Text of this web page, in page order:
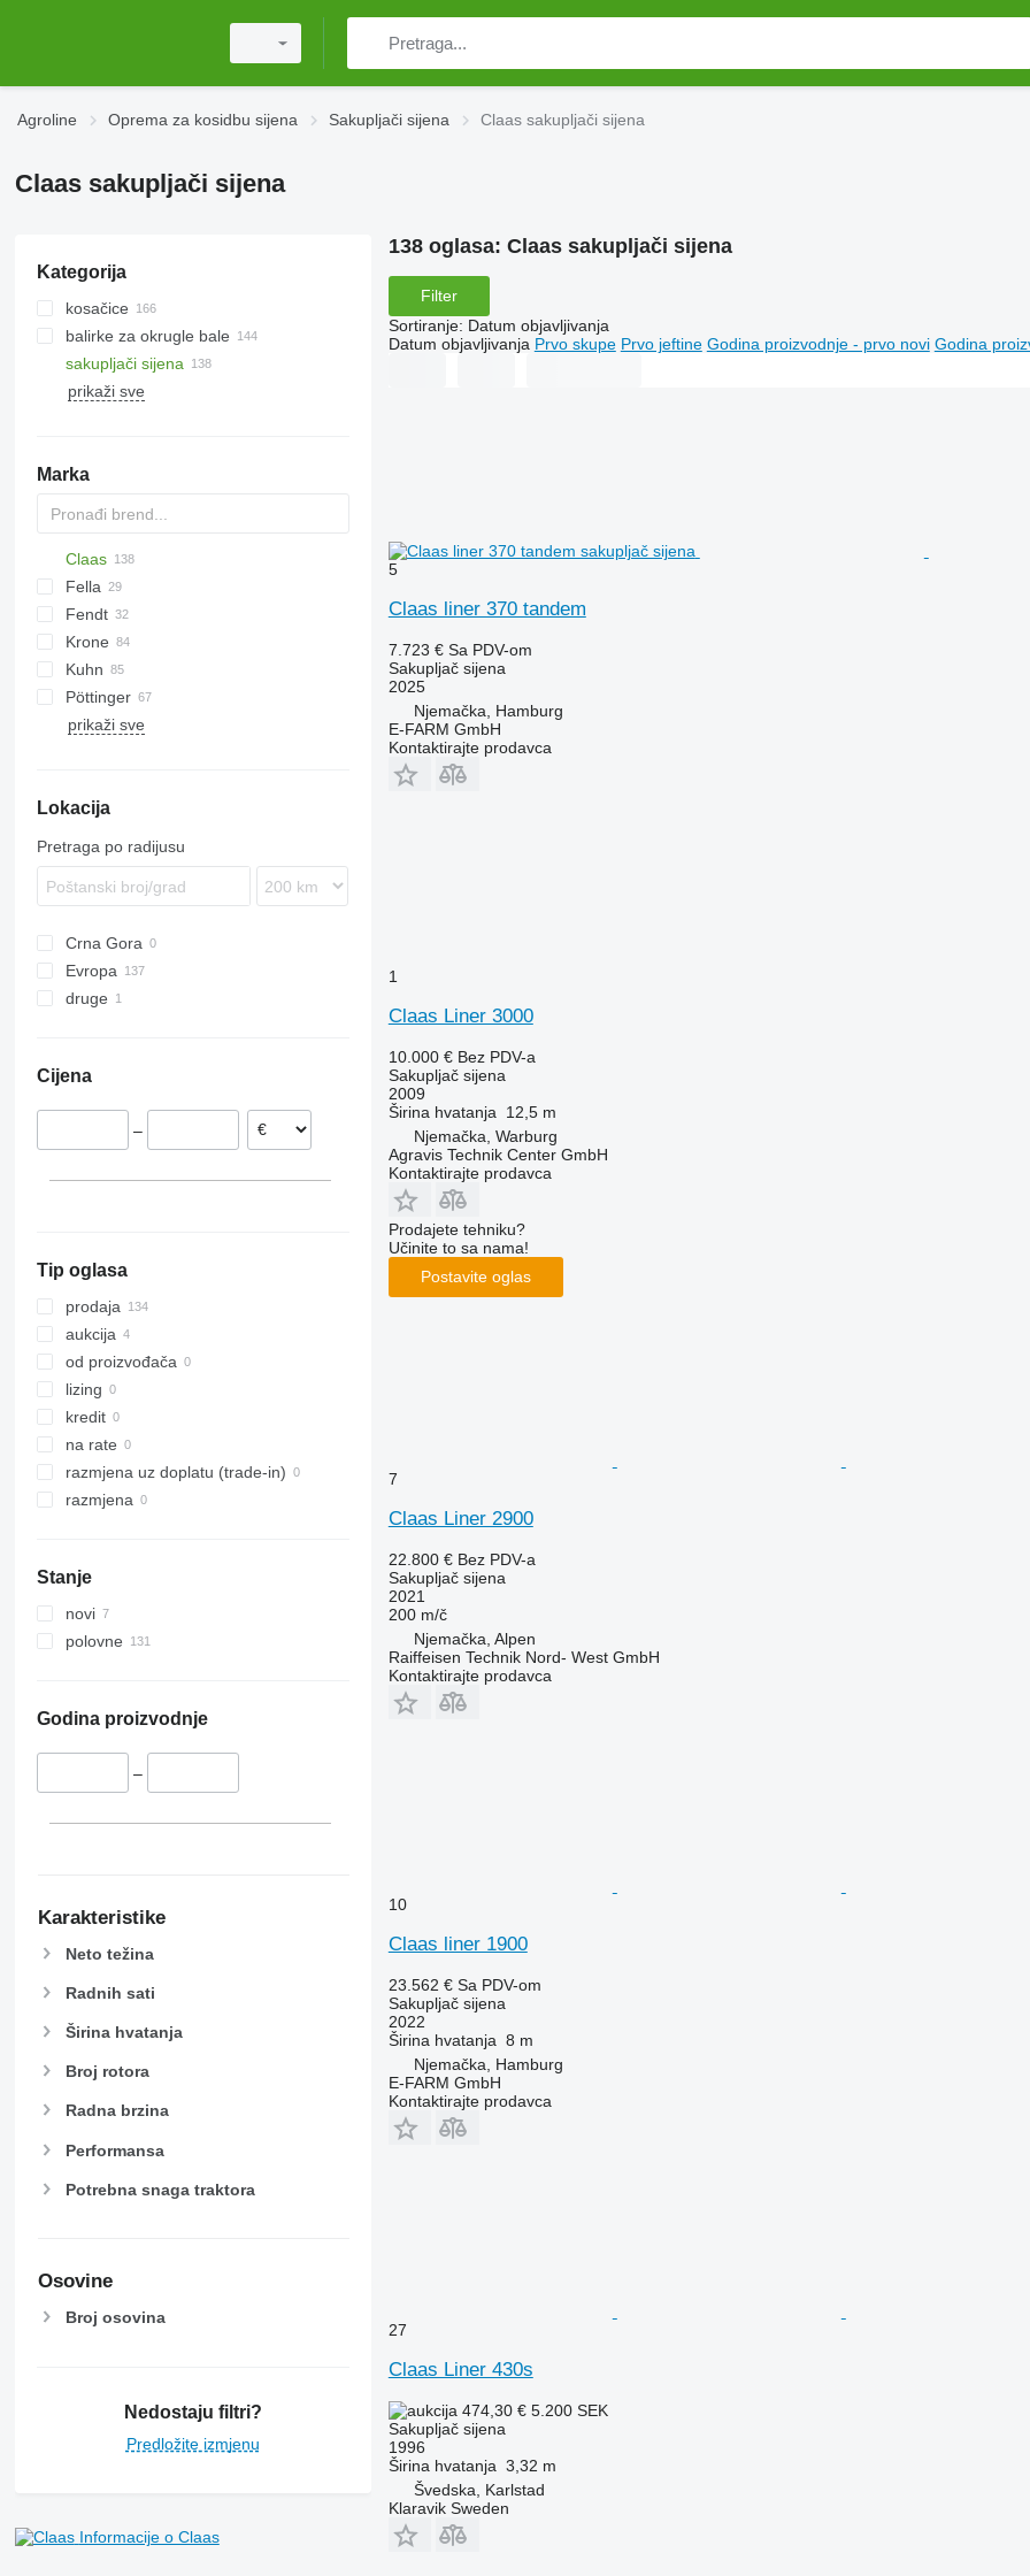
Agroline Oprema za kosidbu sijena Sakupljači sijena Claas sakupljači sijena
Claas sakupljači sijena
Kategorija
kosačice
rotacione kosilice
roto-kosačice s gnječilom
samohodne kosilice
balirke za okrugle bale
sakupljači sijena
prikaži sve
Marka
Claas
Liner
Liner 420
Liner 430
Liner 450
Liner 470
Liner 650
Liner 1900
Liner 2600
Liner 2800
Liner 2900
Liner 3000
Liner 4700
Liner 4800
Volto
Volto 900
Volto 1100
SwatMaster
Chopstar
Fella
Juras
TH
TS
Fendt
Twister
SB
Krone
KW
Swadro
Vendro
Kuhn
GA
GF
Taarup
Hibiscus
TD
ZKP
Pöttinger
Eurotop
Star
M-series
Andex
prikaži sve
Lokacija
Pretraga po radijusu
Crna Gora
Evropa
Njemačka
Danska
Švedska
druge
Cijena
–
Tip oglasa
prodaja
aukcija
od proizvođača
lizing
kredit
na rate
razmjena uz doplatu (trade-in)
razmjena
Stanje
novi
polovne
Godina proizvodnje
–
Karakteristike
Neto težina
Radnih sati
Širina hvatanja
Broj rotora
Radna brzina
Performansa
Potrebna snaga traktora
Osovine
Broj osovina
Nedostaju filtri?
Predložite izmjenu
Informacije o Claas
138 oglasa: Claas sakupljači sijena
Filter
Sortiranje: Datum objavljivanja
Datum objavljivanja Prvo skupe Prvo jeftine Godina proizvodnje - prvo novi Godina
5
Claas liner 370 tandem
7.723 € Sa PDV-om
Sakupljač sijena
2025
Njemačka, Hamburg
E-FARM GmbH
Kontaktirajte prodavca
1
Claas Liner 3000
10.000 € Bez PDV-a
Sakupljač sijena
2009
Širina hvatanja
12,5 m
Njemačka, Warburg
Agravis Technik Center GmbH
Kontaktirajte prodavca
Prodajete tehniku?
Učinite to sa nama!
Postavite oglas
7
Claas Liner 2900
22.800 € Bez PDV-a
Sakupljač sijena
2021
200 m/č
Njemačka, Alpen
Raiffeisen Technik Nord- West GmbH
Kontaktirajte prodavca
10
Claas liner 1900
23.562 € Sa PDV-om
Sakupljač sijena
2022
Širina hvatanja 8 m
Njemačka, Hamburg
E-FARM GmbH
Kontaktirajte prodavca
27
Claas Liner 430s
474,30 € 5.200 SEK
Sakupljač sijena
1996
Širina hvatanja 3,32 m
Švedska, Karlstad
Klaravik Sweden